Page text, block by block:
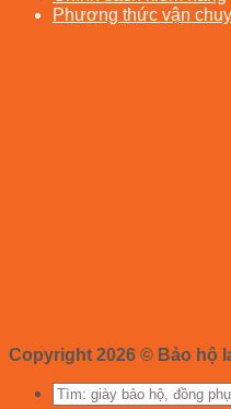
Phương thức vận
Copyright 2026 © Bảo hộ
Tìm